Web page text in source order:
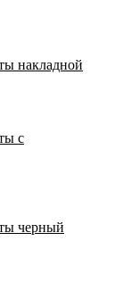
накладной
с
черный